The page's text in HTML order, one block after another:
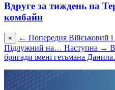
Вдруге за тиждень на
комбайн
× ← Попередня Військовий
Підлужний на… Наступна →
бригади імені гетьмана